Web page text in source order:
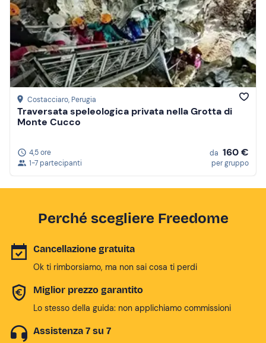
Costacciaro, Perugia
Traversata speleologica privata nella Grotta di
Monte Cucco
4,5 ore
1-7 partecipanti
da 160 €
per gruppo
Perché scegliere Freedome
Cancellazione gratuita
Ok ti rimborsiamo, ma non sai cosa ti perdi
Miglior prezzo garantito
Lo stesso della guida: non applichiamo commissioni
Assistenza 7 su 7